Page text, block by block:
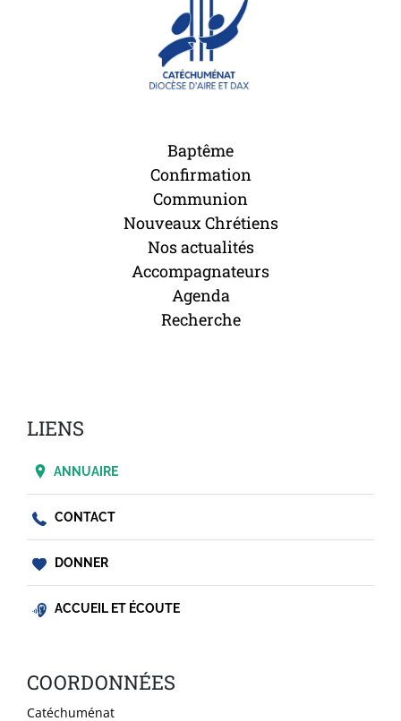
Baptême
Confirmation
Communion
Nouveaux Chrétiens
Nos actualités
Accompagnateurs
Agenda
Recherche
LIENS
ANNUAIRE
CONTACT
DONNER
ACCUEIL ET ÉCOUTE
COORDONNÉES
Catéchuménat